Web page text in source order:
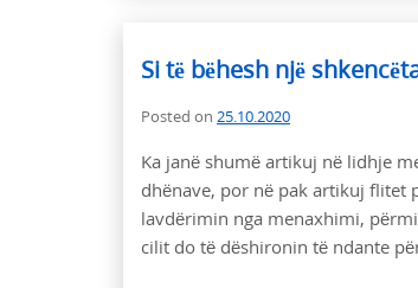
Si të bëhesh një
Posted on 25.10.2020
Ka janë shumë artikuj në lidhje
dhënave, por në pak artikuj flitet
lavdërimin nga menaxhimi,
cilit do të dëshironin të ndante